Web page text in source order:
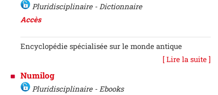
Pluridisciplinaire - Dictionnaire
Accès
Encyclopédie spécialisée sur le monde antique
[ Lire la suite ]
Numilog
Pluridisciplinaire - Ebooks